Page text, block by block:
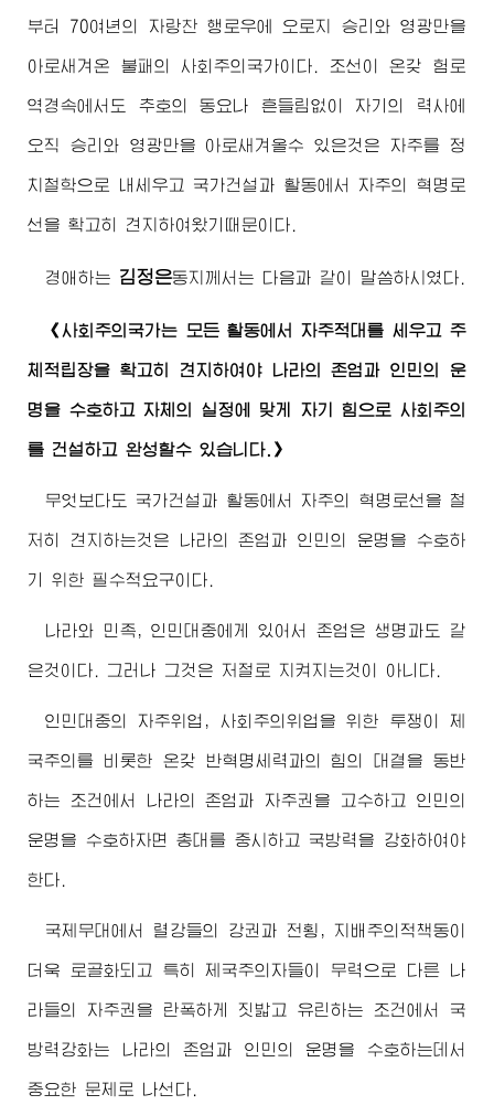
부터 70여년의 자랑찬 행로우에 오로지 승리와 영광만을
아로새겨온 불패의 사회주의국가이다. 조선이 온갖 험로
역경속에서도 추호의 동요나 흔들림없이 자기의 력사에
오직 승리와 영광만을 아로새겨올수 있은것은 자주를 정
치철학으로 내세우고 국가건설과 활동에서 자주의 혁명로
선을 확고히 견지하여왔기때문이다.
경애하는 김정은동지 께서는 다음과 같이 말씀하시였다.
《사회주의국가는 모든 활동에서 자주적대를 세우고 주
체적립장을 확고히 견지하여야 나라의 존엄과 인민의 운
명을 수호하고 자체의 실정에 맞게 자기 힘으로 사회주의
를 건설하고 완성할수 있습니다.》
무엇보다도 국가건설과 활동에서 자주의 혁명로선을 철
저히 견지하는것은 나라의 존엄과 인민의 운명을 수호하
기 위한 필수적요구이다.
나라와 민족, 인민대중에게 있어서 존엄은 생명과도 같
은것이다. 그러나 그것은 저절로 지켜지는것이 아니다.
인민대중의 자주위업, 사회주의위업을 위한 투쟁이 제
국주의를 비롯한 온갖 반혁명세력과의 힘의 대결을 동반
하는 조건에서 나라의 존엄과 자주권을 고수하고 인민의
운명을 수호하자면 총대를 중시하고 국방력을 강화하여야
한다.
국제무대에서 렬강들의 강권과 전횡, 지배주의적책동이
더욱 로골화되고 특히 제국주의자들이 무력으로 다른 나
라들의 자주권을 란폭하게 짓밟고 유린하는 조건에서 국
방력강화는 나라의 존엄과 인민의 운명을 수호하는데서
중요한 문제로 나선다.